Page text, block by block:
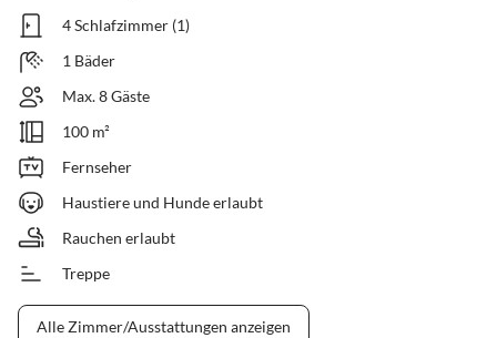
4 Schlafzimmer (1)
1 Bäder
Max. 8 Gäste
100 m²
Fernseher
Haustiere und Hunde erlaubt
Rauchen erlaubt
Treppe
Alle Zimmer/Ausstattungen anzeigen